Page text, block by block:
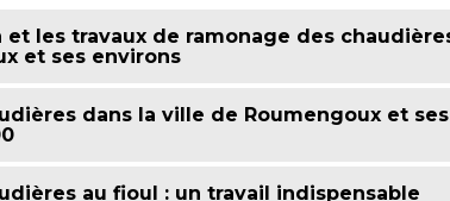
et les travaux de ramonage des
et ses environs
dans la ville de Roumengoux et ses
au fioul : un travail indispensable